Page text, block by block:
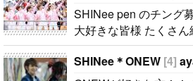
SHINee pen のチング
大好きな皆様 たくさ
^)／..
SHINee＊ONEW [4]